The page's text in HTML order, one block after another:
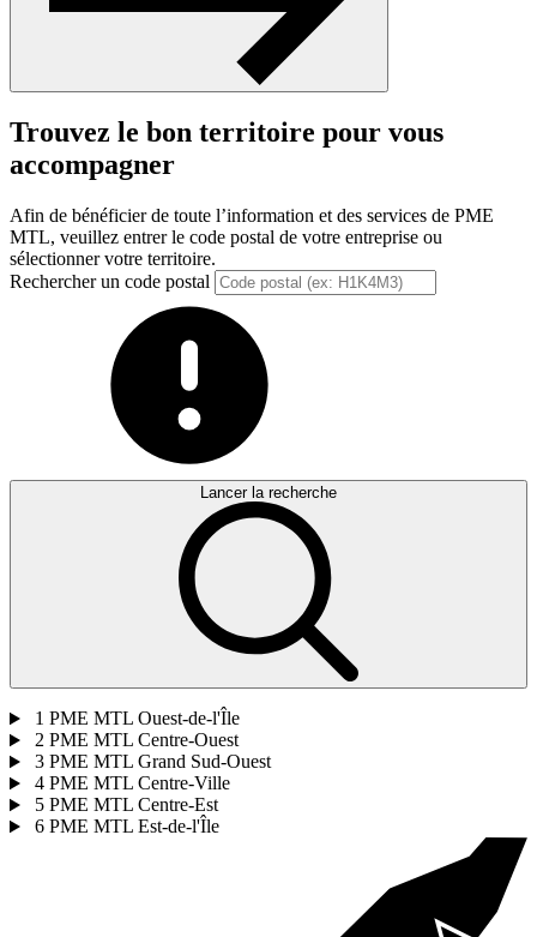
Trouvez le bon territoire pour vous
accompagner
Afin de bénéficier de toute l’information et des services de PME
MTL, veuillez entrer le code postal de votre entreprise ou
sélectionner votre territoire.
Rechercher un code postal
Lancer la recherche
1 PME MTL Ouest-de-l'Île
2 PME MTL Centre-Ouest
3 PME MTL Grand Sud-Ouest
4 PME MTL Centre-Ville
5 PME MTL Centre-Est
6 PME MTL Est-de-l'Île